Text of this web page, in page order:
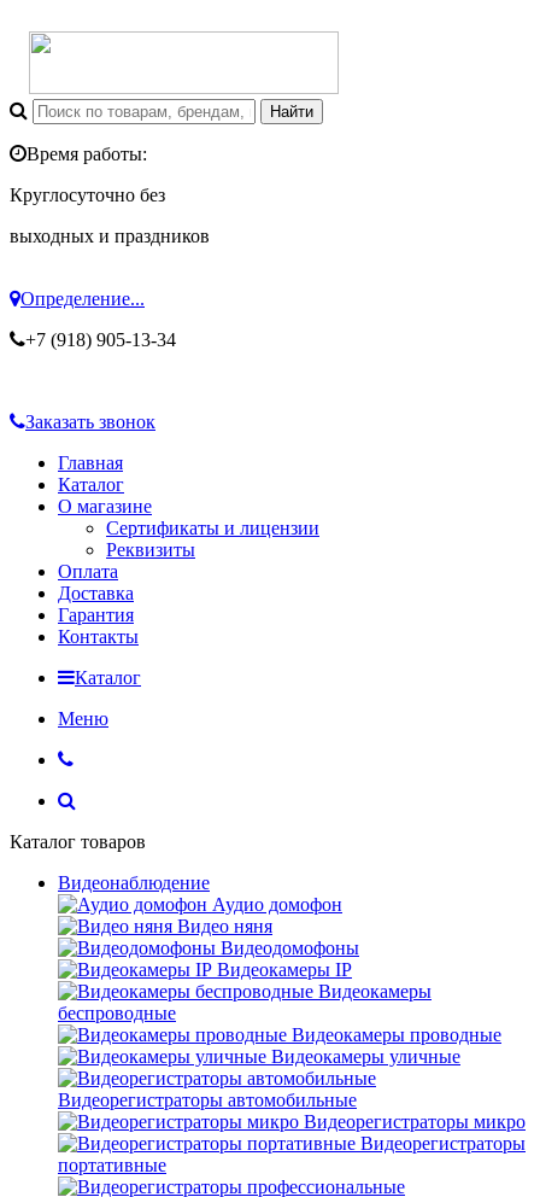
Время работы:
Круглосуточно без
выходных и праздников
Определение...
+7 (918) 905-13-34
Заказать звонок
Главная
Каталог
О магазине
Сертификаты и лицензии
Реквизиты
Оплата
Доставка
Гарантия
Контакты
Каталог
Меню
Каталог товаров
Видеонаблюдение
Аудио домофон
Видео няня
Видеодомофоны
Видеокамеры IP
Видеокамеры
беспроводные
Видеокамеры проводные
Видеокамеры уличные
Видеорегистраторы автомобильные
Видеорегистраторы микро
Видеорегистраторы
портативные